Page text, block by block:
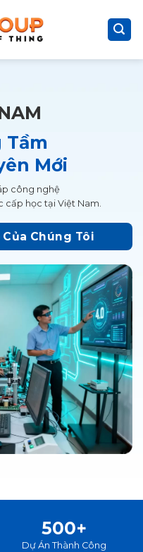
Tầm
Mới
công nghệ
cấp học tại Việt Nam.
Của Chúng Tôi
500+
Dự Án Thành Công